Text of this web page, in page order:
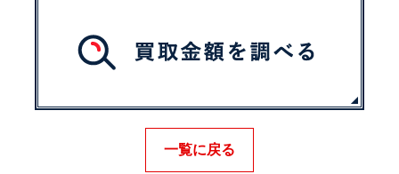
一覧に戻る